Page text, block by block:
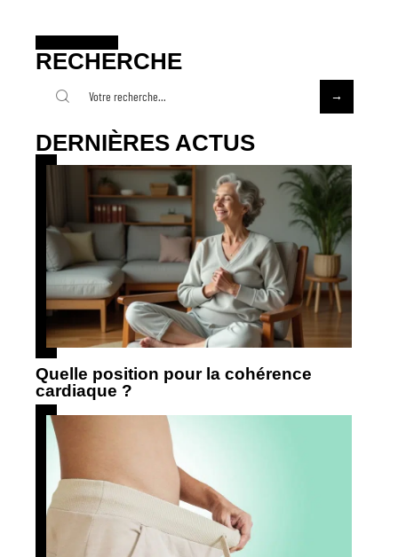
RECHERCHE
DERNIÈRES ACTUS
Quelle position pour la cohérence
cardiaque ?